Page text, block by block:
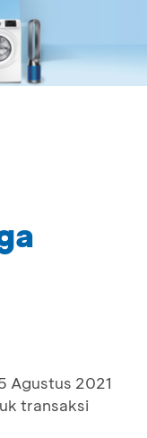
Agustus 2021
transaksi